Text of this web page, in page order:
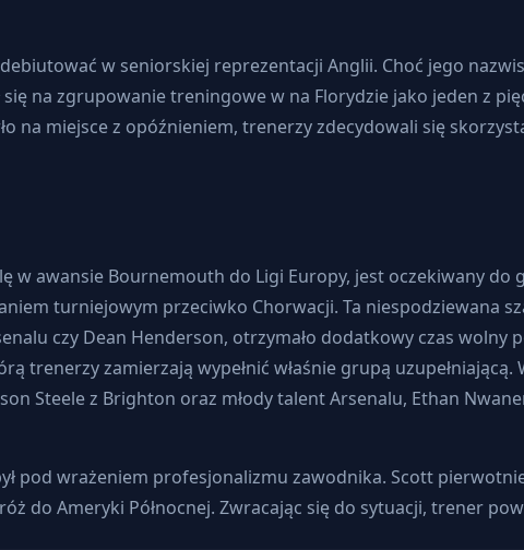
w seniorskiej reprezentacji Anglii. Choć jego
na zgrupowanie treningowe w na Florydzie jako jeden z
miejsce z opóźnieniem, trenerzy zdecydowali się
w awansie Bournemouth do Ligi Europy, jest oczekiwany do
turniejowym przeciwko Chorwacji. Ta niespodziewana
czy Dean Henderson, otrzymało dodatkowy czas wolny
trenerzy zamierzają wypełnić właśnie grupą uzupełniającą.
Steele z Brighton oraz młody talent Arsenalu, Ethan
pod wrażeniem profesjonalizmu zawodnika. Scott
do Ameryki Północnej. Zwracając się do sytuacji, trener